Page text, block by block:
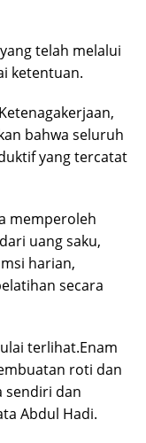
telah melalui
ketentuan.
bahwa seluruh
yang tercatat
memperoleh
uang saku,
harian,
secara
terlihat.Enam
roti dan
sendiri dan
Abdul Hadi.